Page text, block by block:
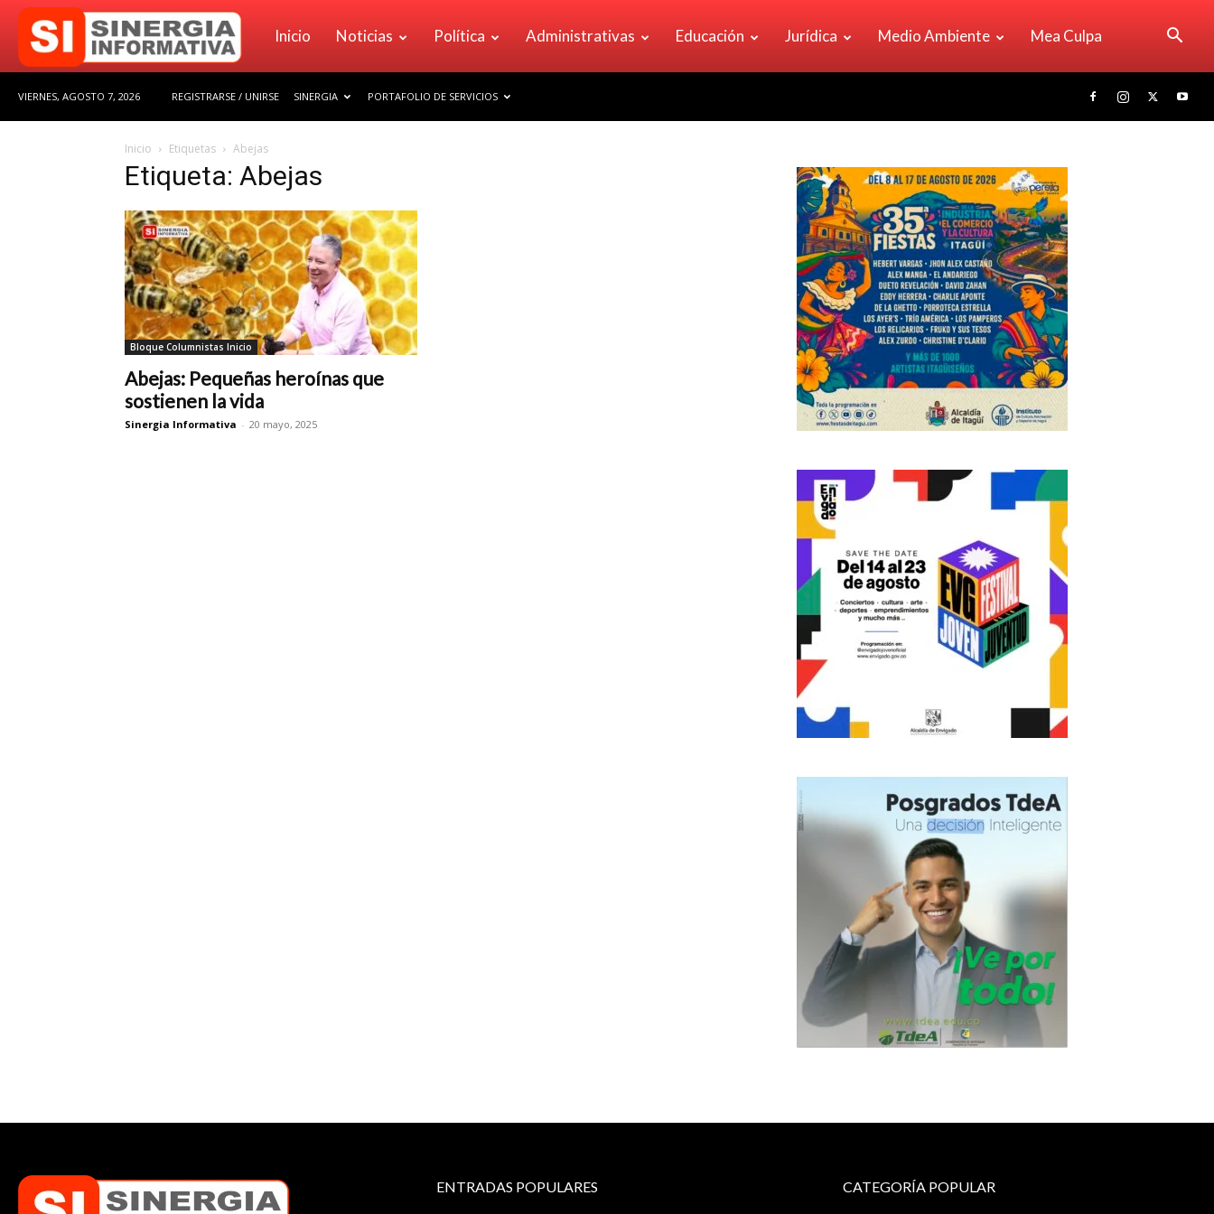
Sinergia
Inicio Noticias Política Administrativas Educación Jurídica Medio Ambiente Mea Culpa
VIERNES, AGOSTO 7, 2026 REGISTRARSE / UNIRSE SINERGIA PORTAFOLIO DE SERVICIOS
Inicio Etiquetas Abejas
Etiqueta: Abejas
Bloque Columnistas Inicio
Abejas: Pequeñas heroínas que
sostienen la vida
Sinergia Informativa - 20 mayo, 2025
ENTRADAS POPULARES CATEGORÍA POPULAR